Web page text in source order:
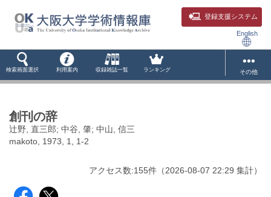
登録支援システム
English
検索画面選択 利用案内 収録雑誌一覧 ランキング その他
創刊の辞
辻野, 直三郎; 中谷, 肇; 中山, 信三
makoto, 1973, 1, 1-2
アクセス数:155件 （2026-08-07 22:29 集計）